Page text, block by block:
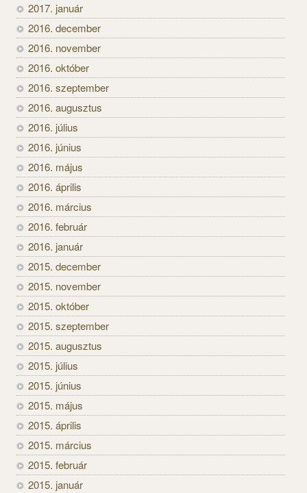
2017. január
2016. december
2016. november
2016. október
2016. szeptember
2016. augusztus
2016. július
2016. június
2016. május
2016. április
2016. március
2016. február
2016. január
2015. december
2015. november
2015. október
2015. szeptember
2015. augusztus
2015. július
2015. június
2015. május
2015. április
2015. március
2015. február
2015. január